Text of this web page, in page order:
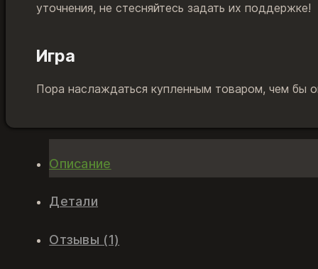
уточнения, не стесняйтесь задать их поддержке!
Игра
Пора наслаждаться купленным товаром, чем бы
Описание
Детали
Отзывы (1)